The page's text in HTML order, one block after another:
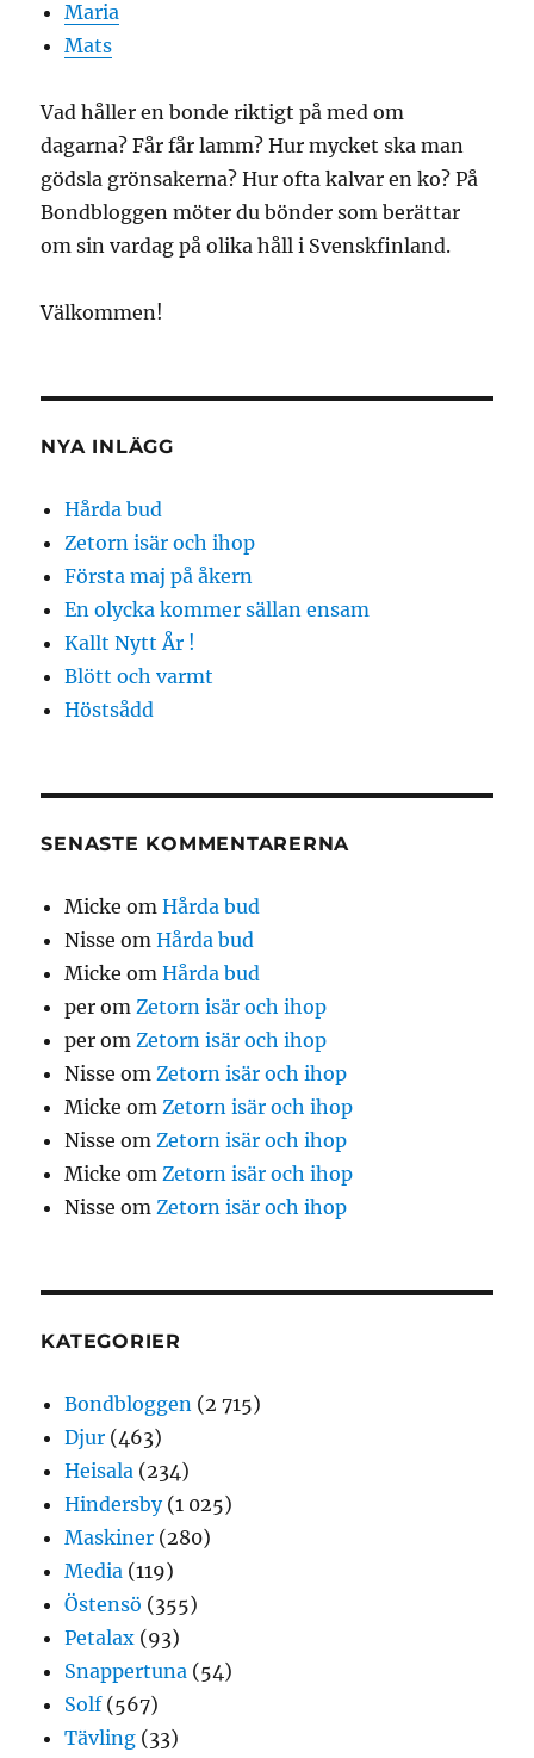
Maria
Mats
Vad håller en bonde riktigt på med om
dagarna? Får får lamm? Hur mycket ska man
gödsla grönsakerna? Hur ofta kalvar en ko? På
Bondbloggen möter du bönder som berättar
om sin vardag på olika håll i Svenskfinland.
Välkommen!
NYA INLÄGG
Hårda bud
Zetorn isär och ihop
Första maj på åkern
En olycka kommer sällan ensam
Kallt Nytt År !
Blött och varmt
Höstsådd
SENASTE KOMMENTARERNA
Micke omHårda bud
Nisse omHårda bud
Micke omHårda bud
per omZetorn isär och ihop
per omZetorn isär och ihop
Nisse omZetorn isär och ihop
Micke omZetorn isär och ihop
Nisse omZetorn isär och ihop
Micke omZetorn isär och ihop
Nisse omZetorn isär och ihop
KATEGORIER
Bondbloggen (2 715)
Djur (463)
Heisala (234)
Hindersby(1 025)
Maskiner (280)
Media (119)
Östensö (355)
Petalax (93)
Snappertuna (54)
Solf(567)
Tävling (33)